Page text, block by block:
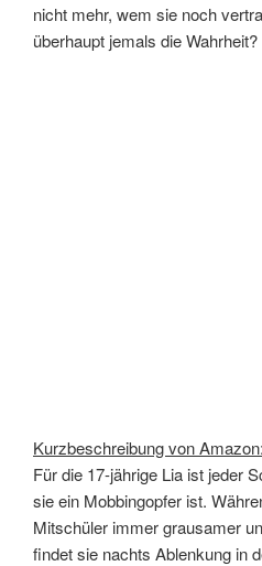
nicht mehr, wem sie noch
überhaupt jemals die Wahrheit?
Kurzbeschreibung von Amazon:
Für die 17-jährige Lia ist jeder
sie ein Mobbingopfer ist.
Mitschüler immer grausamer
findet sie nachts Ablenkung in